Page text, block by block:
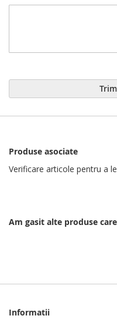
Produse asociate
Verificare articole pentru a
Am gasit alte produse
Informatii